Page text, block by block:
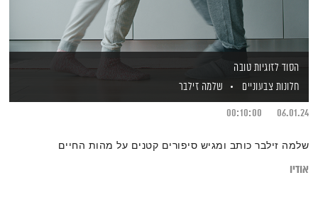
הסוד לזוגיות טובה
חלונות צבעוניים
שלמה זילבר
06.01.24
00:10:00
שלמה זילבר כותב ומגיש סיפורים קטנים על מהות החיים
אודיו